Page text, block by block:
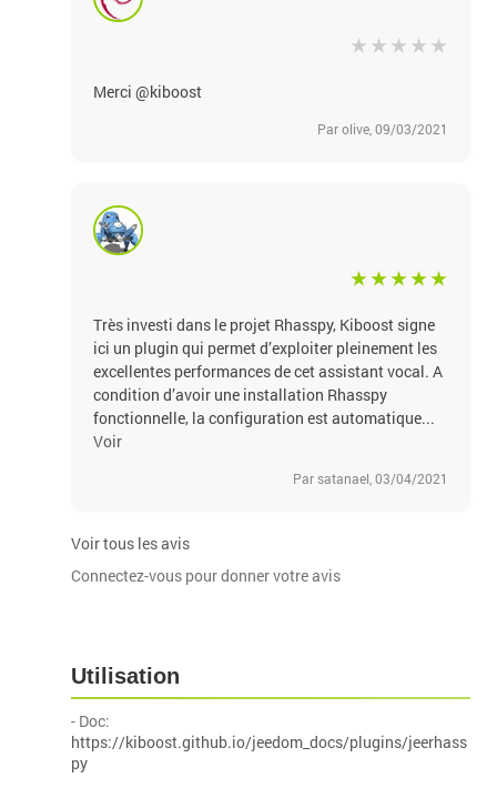
Merci @kiboost
Par olive, 09/03/2021
Très investi dans le projet Rhasspy, Kiboost signe
ici un plugin qui permet d’exploiter pleinement les
excellentes performances de cet assistant vocal. A
condition d’avoir une installation Rhasspy
fonctionnelle, la configuration est automatique...
Voir
Par satanael, 03/04/2021
Voir tous les avis
Connectez-vous pour donner votre avis
Utilisation
- Doc:
https://kiboost.github.io/jeedom_docs/plugins/jeerhass
py